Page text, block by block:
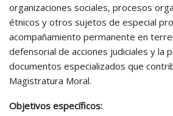
organizaciones sociales, procesos
étnicos y otros sujetos de especial
acompañamiento permanente en
defensorial de acciones judiciales y la
documentos especializados que
Magistratura Moral.
Objetivos específicos: